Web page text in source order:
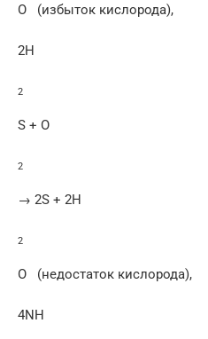
O (избыток кислорода),
2H
2
S + O
2
→ 2S + 2H
2
O (недостаток кислорода),
4NH